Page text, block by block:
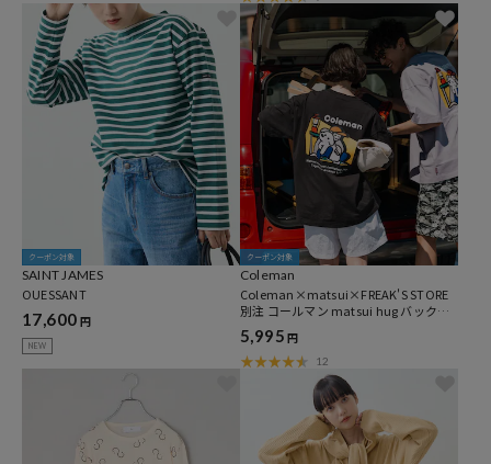
クーポン対象
SAINT JAMES
OUESSANT
17,600 円
NEW
クーポン対象
Coleman
Coleman×matsui×FREAK'S STORE
別注 コールマン matsui hug バックプ
リント クルーネック 半袖Tシャツ
5,995 円
12